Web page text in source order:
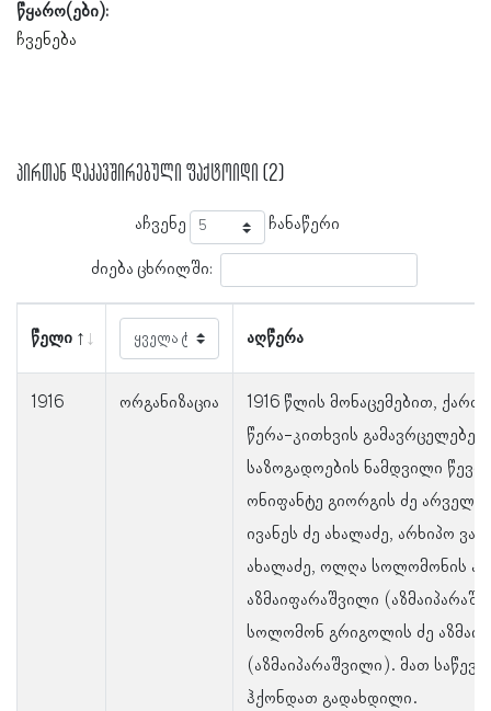
წყარო(ები):
ჩვენება
პირთან დაკავშირებული ფაქტოიდი (2)
აჩვენე ჩანაწერი
ძიება ცხრილში:
წელი აღწერა
1916 ორგანიზაცია
1916 წლის მონაცემებით,
წერა-კითხვის
საზოგადოების ნამდვილი
ონიფანტე გიორგის ძე
ივანეს ძე ახალაძე, არხიპო
ახალაძე, ოლღა სოლომონის
აზმაიფარაშვილი
სოლომონ გრიგოლის ძე
(აზმაიპარაშვილი). მათ
ჰქონდათ გადახდილი.